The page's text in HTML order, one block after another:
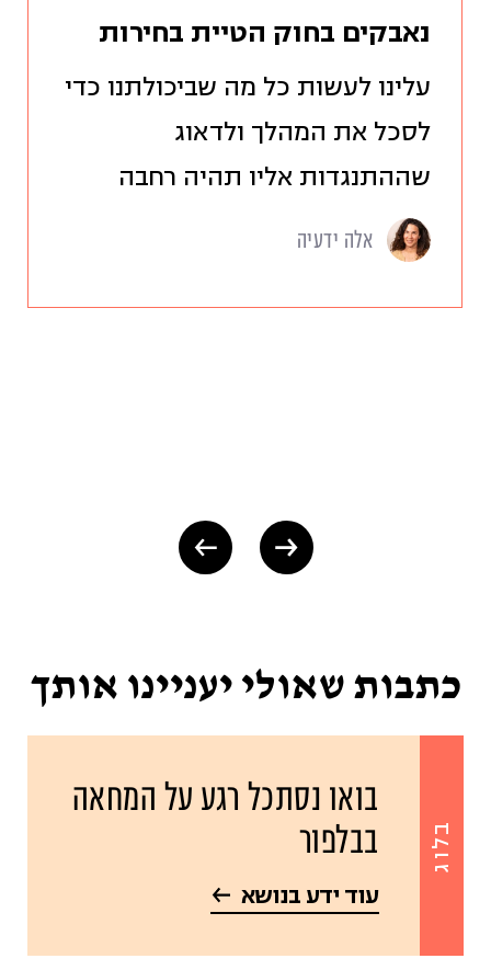
נאבקים בחוק הטיית בחירות
עלינו לעשות כל מה שביכולתנו כדי
לסכל את המהלך ולדאוג
שההתנגדות אליו תהיה רחבה
אלה ידעיה
כתבות שאולי יעניינו אותך
בלוג
בואו נסתכל רגע על המחאה
בבלפור
עוד ידע בנושא